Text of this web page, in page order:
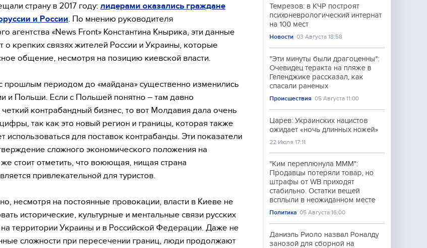
страну в 2017 году: лидерами оказались граждане
и России . По мнению руководителя
агентства «News Front» Константина Кнырика, эти данные
о крепких связях жителей России и Украины, которые
общение, несмотря на позицию киевской власти.
прошлым периодом до «майдана» существенно изменились
и Польши. Если с Польшей понятно – там давно
контрабандный бизнес, то вот Молдавия дала очень
так как это новый регион и границы, которая также
использоваться для поставок контрабанды. Эти показатели
сложного экономического положения на
стоит отметить, что воюющая, нищая страна
привлекательной для туристов.
несмотря на постоянные провокации, власти в Киеве не
исторические, культурные и ментальные связи русских
территории Украины и в Российской Федерации. Даже не
сложности при пересечении границ, люди продолжают
Темрезов: в КЧР построят
психоневрологический интернат
на 100 мест
Новости 03 Августа 18:58
"Эти минуты были драгоценны":
Очевидец теракта на пляже в
Геленджике рассказал, как
спасали раненых
Происшествия 05 Августа 11:00
Царев: Украинских нацистов
ожидает «ночь длинных ножей»
22 Июля 17:11
"Ким переплюнула МММ":
Продавцы потеряли товар, но
штрафы от WB приходят
стабильно. Остатки вещей
всплыли в неожиданном месте
Политика 05 Августа 16:00
Даниэль Риоло назвал Роналду
занозой для сборной на